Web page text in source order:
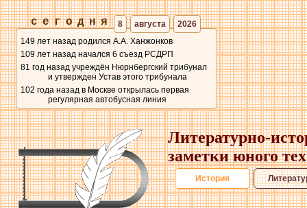
сегодня 8 августа
2026
149 лет назад родился А.А. Ханжонков
109 лет назад начался 6 съезд РСДРП
81 год назад учреждён Нюрнбергский трибунал
и утвержден Устав этого трибунала
102 года назад в Москве открылась первая
регулярная автобусная линия
Литературно-
заметки юного
История